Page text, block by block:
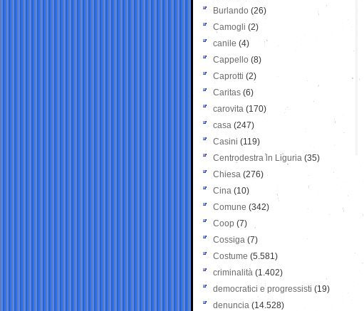
Burlando (26)
Camogli (2)
canile (4)
Cappello (8)
Caprotti (2)
Caritas (6)
carovita (170)
casa (247)
Casini (119)
Centrodestra in Liguria (35)
Chiesa (276)
Cina (10)
Comune (342)
Coop (7)
Cossiga (7)
Costume (5.581)
criminalità (1.402)
democratici e progressisti (19)
denuncia (14.528)